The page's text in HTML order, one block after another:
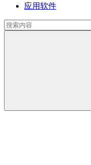
应用软件